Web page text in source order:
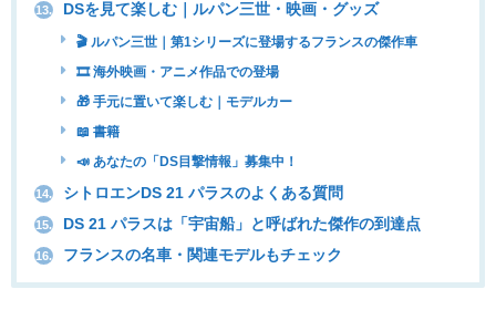
13. DSを見て楽しむ｜ルパン三世・映画・グッズ
🎬 ルパン三世｜第1シリーズに登場するフランスの傑作車
🎞 海外映画・アニメ作品での登場
🎁 手元に置いて楽しむ｜モデルカー
📖 書籍
📣 あなたの「DS目撃情報」募集中！
14. シトロエンDS 21 パラスのよくある質問
15. DS 21 パラスは「宇宙船」と呼ばれた傑作の到達点
16. フランスの名車・関連モデルもチェック